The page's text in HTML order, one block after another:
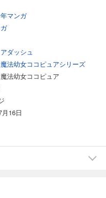
マンガ
ダッシュ
法幼女ココピュアシリーズ
法幼女ココピュア
16日